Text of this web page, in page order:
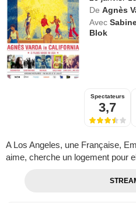
De Agnès
Avec
Blok
Spectateurs
3,7
A Los Angeles, une Française,
aime, cherche un logement pour